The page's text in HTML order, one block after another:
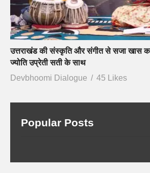
उत्तराखंड की संस्कृति और संगीत से सजा खास
ज्योति उप्रेती सती के साथ
Devbhoomi Dialogue
45 Likes
Popular Posts